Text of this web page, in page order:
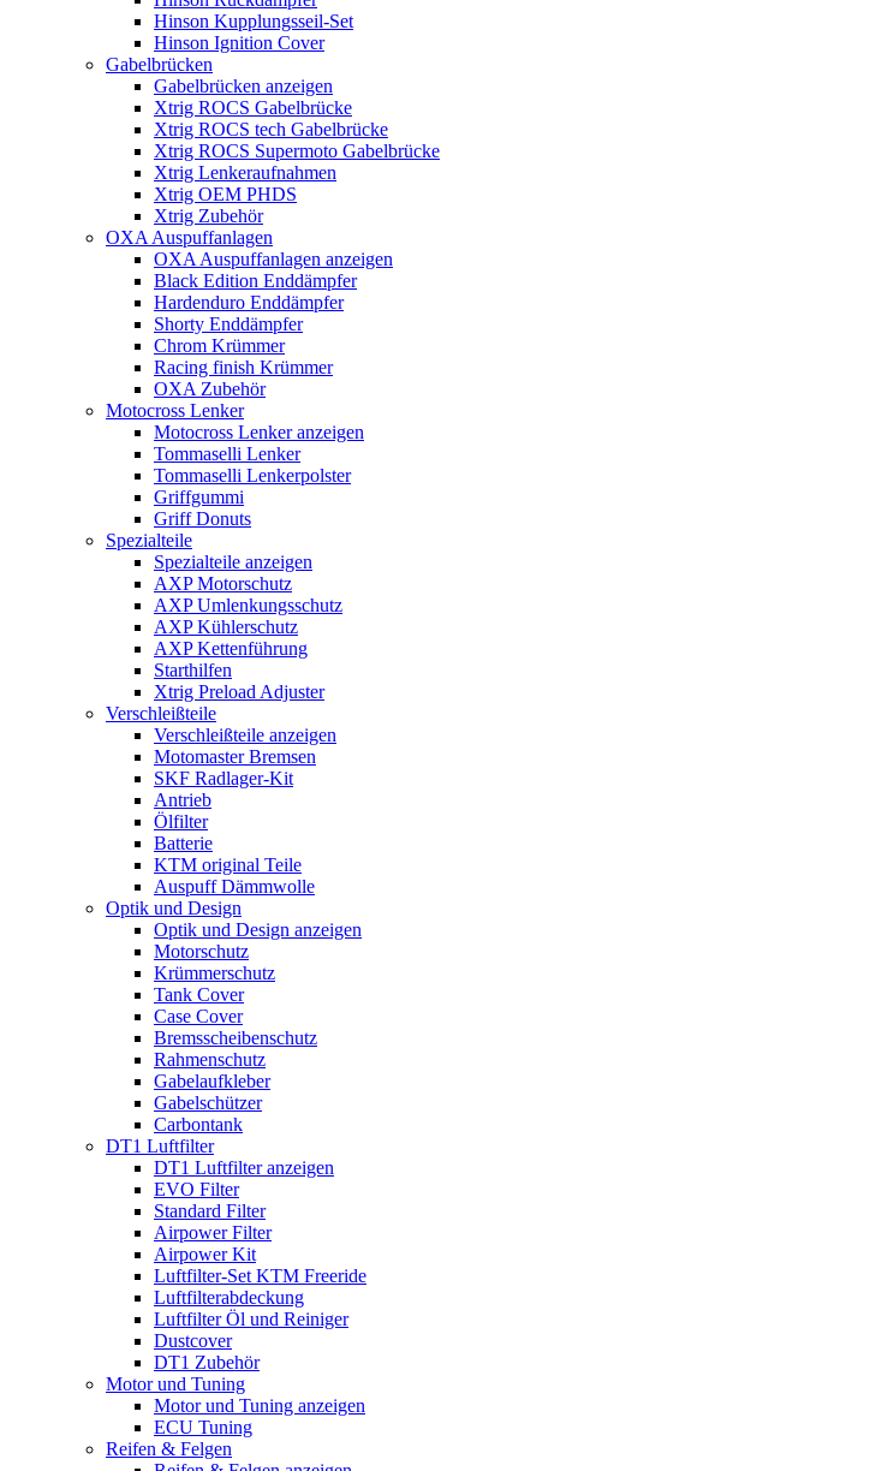
Hinson Kupplungsseil-Set
Hinson Ignition Cover
Gabelbrücken
Gabelbrücken anzeigen
Xtrig ROCS Gabelbrücke
Xtrig ROCS tech Gabelbrücke
Xtrig ROCS Supermoto Gabelbrücke
Xtrig Lenkeraufnahmen
Xtrig OEM PHDS
Xtrig Zubehör
OXA Auspuffanlagen
OXA Auspuffanlagen anzeigen
Black Edition Enddämpfer
Hardenduro Enddämpfer
Shorty Enddämpfer
Chrom Krümmer
Racing finish Krümmer
OXA Zubehör
Motocross Lenker
Motocross Lenker anzeigen
Tommaselli Lenker
Tommaselli Lenkerpolster
Griffgummi
Griff Donuts
Spezialteile
Spezialteile anzeigen
AXP Motorschutz
AXP Umlenkungsschutz
AXP Kühlerschutz
AXP Kettenführung
Starthilfen
Xtrig Preload Adjuster
Verschleißteile
Verschleißteile anzeigen
Motomaster Bremsen
SKF Radlager-Kit
Antrieb
Ölfilter
Batterie
KTM original Teile
Auspuff Dämmwolle
Optik und Design
Optik und Design anzeigen
Motorschutz
Krümmerschutz
Tank Cover
Case Cover
Bremsscheibenschutz
Rahmenschutz
Gabelaufkleber
Gabelschützer
Carbontank
DT1 Luftfilter
DT1 Luftfilter anzeigen
EVO Filter
Standard Filter
Airpower Filter
Airpower Kit
Luftfilter-Set KTM Freeride
Luftfilterabdeckung
Luftfilter Öl und Reiniger
Dustcover
DT1 Zubehör
Motor und Tuning
Motor und Tuning anzeigen
ECU Tuning
Reifen & Felgen